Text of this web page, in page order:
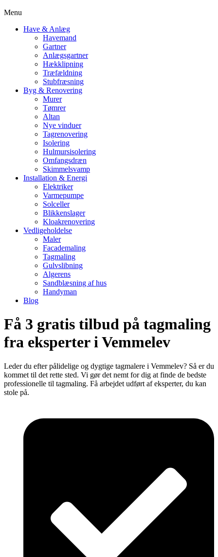
Menu
Have & Anlæg
Havemand
Gartner
Anlægsgartner
Hækklipning
Træfældning
Stubfræsning
Byg & Renovering
Murer
Tømrer
Altan
Nye vinduer
Tagrenovering
Isolering
Hulmursisolering
Omfangsdræn
Skimmelsvamp
Installation & Energi
Elektriker
Varmepumpe
Solceller
Blikkenslager
Kloakrenovering
Vedligeholdelse
Maler
Facademaling
Tagmaling
Gulvslibning
Algerens
Sandblæsning af hus
Handyman
Blog
Få 3 gratis tilbud på tagmaling
fra eksperter i Vemmelev
Leder du efter pålidelige og dygtige tagmalere i Vemmelev? Så er du
kommet til det rette sted. Vi gør det nemt for dig at finde de bedste
professionelle til tagmaling. Få arbejdet udført af eksperter, du kan
stole på.